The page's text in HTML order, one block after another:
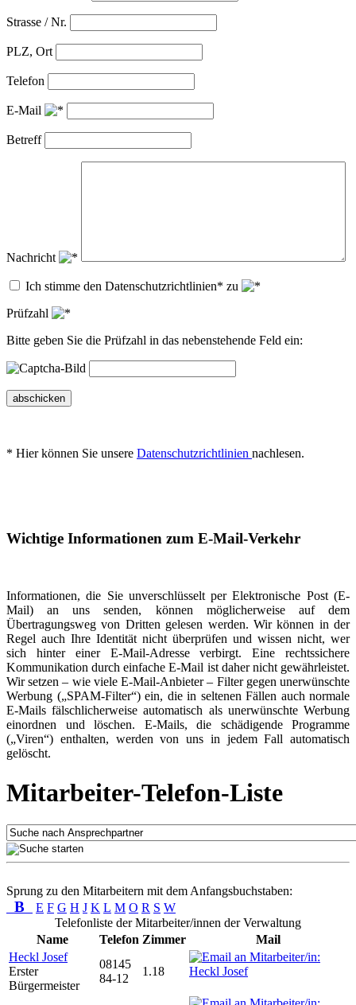
Strasse / Nr.
PLZ, Ort
Telefon
E-Mail
Betreff
Nachricht
Ich stimme den Datenschutzrichtlinien* zu
Prüfzahl
Bitte geben Sie die Prüfzahl in das nebenstehende Feld ein:
abschicken
* Hier können Sie unsere Datenschutzrichtlinien nachlesen.
Wichtige Informationen zum E-Mail-Verkehr
Informationen, die Sie unverschlüsselt per Elektronische Post (E-
Mail) an uns senden, können möglicherweise auf dem
Übertragungsweg von Dritten gelesen werden. Wir können in der
Regel auch Ihre Identität nicht überprüfen und wissen nicht, wer
sich hinter einer E-Mail-Adresse verbirgt. Eine rechtssichere
Kommunikation durch einfache E-Mail ist daher nicht gewährleistet.
Wir setzen – wie viele E-Mail-Anbieter – Filter gegen unerwünschte
Werbung („SPAM-Filter“) ein, die in seltenen Fällen auch normale
E-Mails fälschlicherweise automatisch als unerwünschte Werbung
einordnen und löschen. E-Mails, die schädigende Programme
(„Viren“) enthalten, werden von uns in jedem Fall automatisch
gelöscht.
Mitarbeiter-Telefon-Liste
Sprung zu den Mitarbeitern mit dem Anfangsbuchstaben:
B E F G H J K L M O R S W
Telefonliste der Mitarbeiter/innen der Verwaltung
Name
Telefon Zimmer
Mail
Heckl Josef
Erster
Bürgermeister
08145
84-12
1.18